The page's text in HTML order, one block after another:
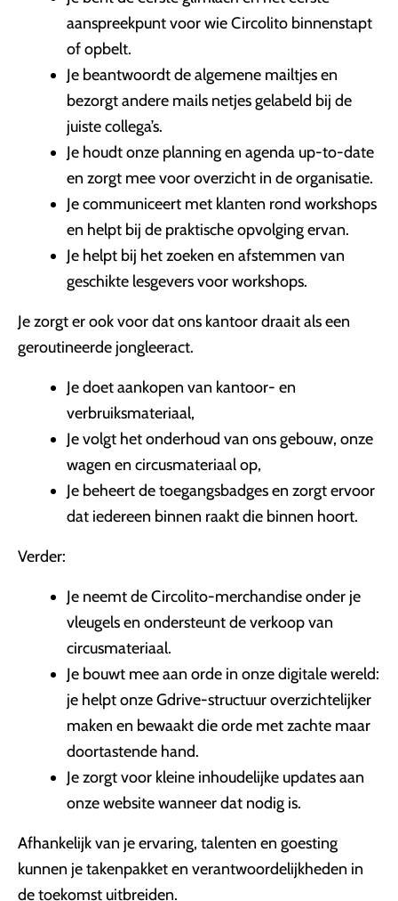
aanspreekpunt voor wie Circolito binnenstapt
of opbelt.
Je beantwoordt de algemene mailtjes en
bezorgt andere mails netjes gelabeld bij de
juiste collega’s.
Je houdt onze planning en agenda up-to-date
en zorgt mee voor overzicht in de organisatie.
Je communiceert met klanten rond workshops
en helpt bij de praktische opvolging ervan.
Je helpt bij het zoeken en afstemmen van
geschikte lesgevers voor workshops.
Je zorgt er ook voor dat ons kantoor draait als een
geroutineerde jongleeract.
Je doet aankopen van kantoor- en
verbruiksmateriaal,
Je volgt het onderhoud van ons gebouw, onze
wagen en circusmateriaal op,
Je beheert de toegangsbadges en zorgt ervoor
dat iedereen binnen raakt die binnen hoort.
Verder:
Je neemt de Circolito-merchandise onder je
vleugels en ondersteunt de verkoop van
circusmateriaal.
Je bouwt mee aan orde in onze digitale wereld:
je helpt onze Gdrive-structuur overzichtelijker
maken en bewaakt die orde met zachte maar
doortastende hand.
Je zorgt voor kleine inhoudelijke updates aan
onze website wanneer dat nodig is.
Afhankelijk van je ervaring, talenten en goesting
kunnen je takenpakket en verantwoordelijkheden in
de toekomst uitbreiden.